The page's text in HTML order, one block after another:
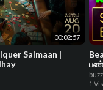
00:02:57
Salmaan |
1